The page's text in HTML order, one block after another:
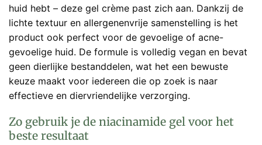
huid hebt – deze gel crème past zich aan. Dankzij de
lichte textuur en allergenenvrije samenstelling is het
product ook perfect voor de gevoelige of acne-
gevoelige huid. De formule is volledig vegan en bevat
geen dierlijke bestanddelen, wat het een bewuste
keuze maakt voor iedereen die op zoek is naar
effectieve en diervriendelijke verzorging.
Zo gebruik je de niacinamide gel voor het
beste resultaat